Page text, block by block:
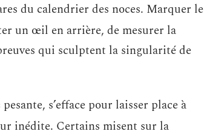
du calendrier des noces. Marquer le
un œil en arrière, de mesurer la
qui sculptent la singularité de
s’efface pour laisser place à
inédite. Certains misent sur la